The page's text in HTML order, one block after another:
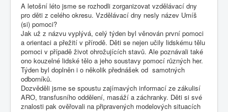
A letošní léto jsme se rozhodli zorganizovat vzdělávací dny
pro děti z celého okresu. Vzdělávací dny nesly název Umíš
(si) pomoci?
Jak už z názvu vyplývá, celý týden byl věnován první pomoci
a orientaci a přežití v přírodě. Děti se nejen učily lidskému tělu
pomoci v případě život ohrožujících stavů. Ale poznávali také
ono kouzelné lidské tělo a jeho soustavy pomocí různých her.
Týden byl doplněn i o několik přednášek od samotných
odborníků.
Dozvěděli jsme se spoustu zajímavých informací ze zákulisí
ARO, transfusního oddělení, masáží a záchranky. Děti si své
znalosti pak ověřovali na připravených modelových situacích